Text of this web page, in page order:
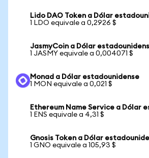
Lido DAO Token a Dólar
1 LDO equivale a 0,2926 $
JasmyCoin a Dólar
1 JASMY equivale a 0,004071 $
Monad a Dólar estadounidense
1 MON equivale a 0,021 $
Ethereum Name Service a Dólar
1 ENS equivale a 4,31 $
Gnosis Token a Dólar
1 GNO equivale a 105,93 $